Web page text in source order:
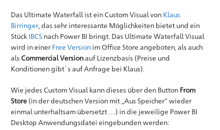
Das Ultimate Waterfall ist ein Custom Visual von Klaus
Birringer , das sehr interessante Möglichkeiten bietet und ein
Stück IBCS nach Power BI bringt. Das Ultimate Waterfall Visual
wird in einer Free Version im Office Store angeboten, als auch
alsCommercial Versionauf Lizenzbasis (Preise und
Konditionen gibt`s auf Anfrage bei Klaus).
Wie jedes Custom Visual kann dieses über den Button From
Store (in der deutschen Version mit „Aus Speicher“ wieder
einmal unterhaltsam übersetzt …) in die jeweilige Power BI
Desktop Anwendungsdatei eingebunden werden: